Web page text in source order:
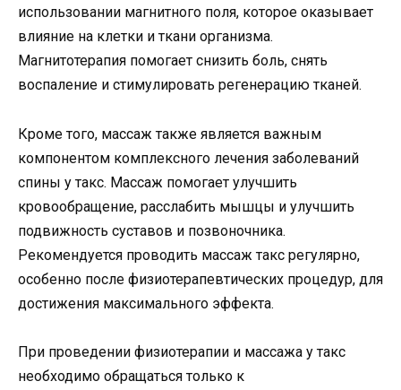
использовании магнитного поля, которое оказывает
влияние на клетки и ткани организма.
Магнитотерапия помогает снизить боль, снять
воспаление и стимулировать регенерацию тканей.
Кроме того, массаж также является важным
компонентом комплексного лечения заболеваний
спины у такс. Массаж помогает улучшить
кровообращение, расслабить мышцы и улучшить
подвижность суставов и позвоночника.
Рекомендуется проводить массаж такс регулярно,
особенно после физиотерапевтических процедур, для
достижения максимального эффекта.
При проведении физиотерапии и массажа у такс
необходимо обращаться только к